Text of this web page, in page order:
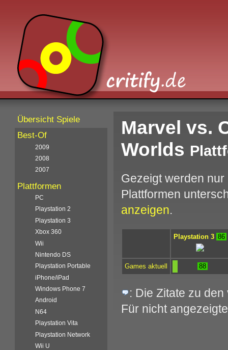
Marvel vs.
Worlds
Gezeigt werden
Plattformen
anzeigen.
Playstation 3 86
Games aktuell 88
: Die Zitate zu
Für nicht
Übersicht Spiele
Best-Of
2009
2008
2007
Plattformen
PC
Playstation 2
Playstation 3
Xbox 360
Wii
Nintendo DS
Playstation Portable
iPhone/iPad
Windows Phone 7
Android
N64
Playstation Vita
Playstation Network
Wii U